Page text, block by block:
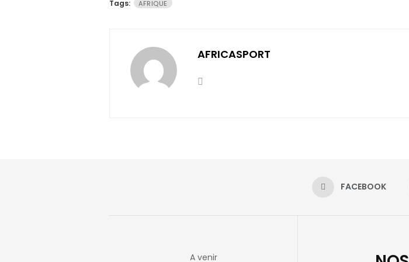
Tags: AFRIQUE
AFRICASPORT
FACEBOOK
A venir